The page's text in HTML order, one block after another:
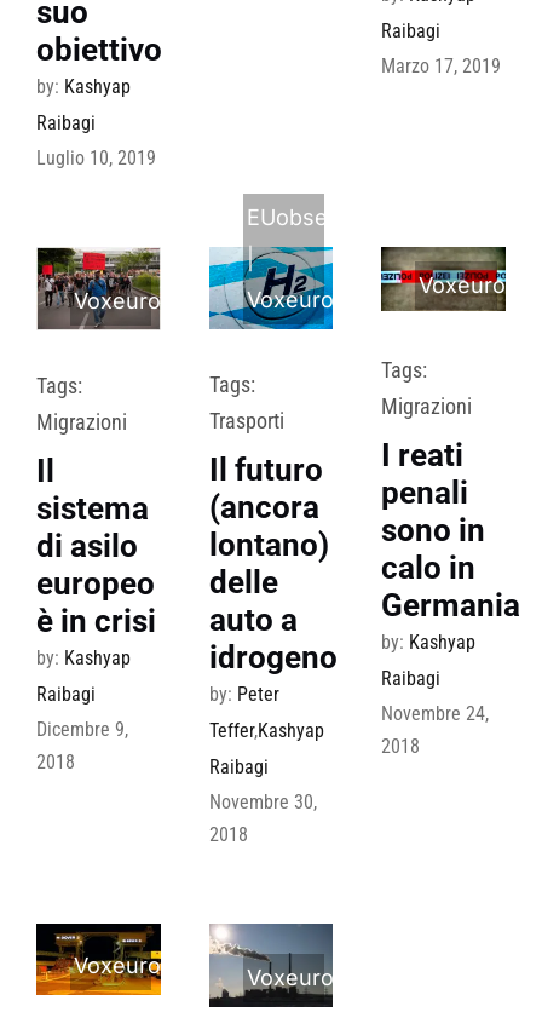
suo
obiettivo
by: Kashyap
Raibagi
Luglio 10, 2019
Raibagi
Marzo 17, 2019
Voxeurop
Tags:
Migrazioni
Il
sistema
di asilo
europeo
è in crisi
by: Kashyap
Raibagi
Dicembre 9,
2018
EUobserver
|
Voxeurop
Tags:
Trasporti
Il futuro
(ancora
lontano)
delle
auto a
idrogeno
by: Peter
Teffer,Kashyap
Raibagi
Novembre 30,
2018
Voxeurop
Tags:
Migrazioni
I reati
penali
sono in
calo in
Germania
by: Kashyap
Raibagi
Novembre 24,
2018
Voxeurop Voxeurop